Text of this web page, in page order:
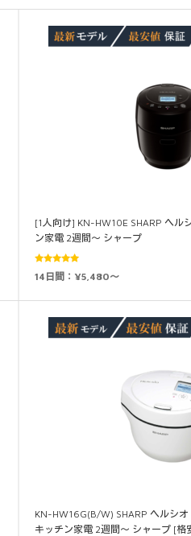
[1人向け] KN-HW10E SHARP ヘル
ン家電 2週間～ シャープ
5段階中
14日間：¥5,480～
KN-HW16G(B/W) SHARP ヘルシ
キッチン家電 2週間～ シャープ [格